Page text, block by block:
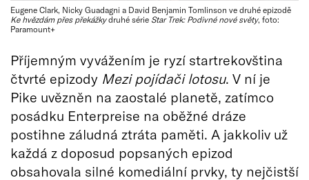
Eugene Clark, Nicky Guadagni a David Benjamin Tomlinson ve druhé epizodě
Ke hvězdám přes překážkydruhé série Star Trek: Podivné nové světy, foto:
Paramount+
Příjemným vyvážením je ryzí startrekovština
čtvrté epizody Mezi pojídači lotosu. V ní je
Pike uvězněn na zaostalé planetě, zatímco
posádku Enterpreise na oběžné dráze
postihne záludná ztráta paměti. A jakkoliv už
každá z doposud popsaných epizod
obsahovala silné komediální prvky, ty nejčistší